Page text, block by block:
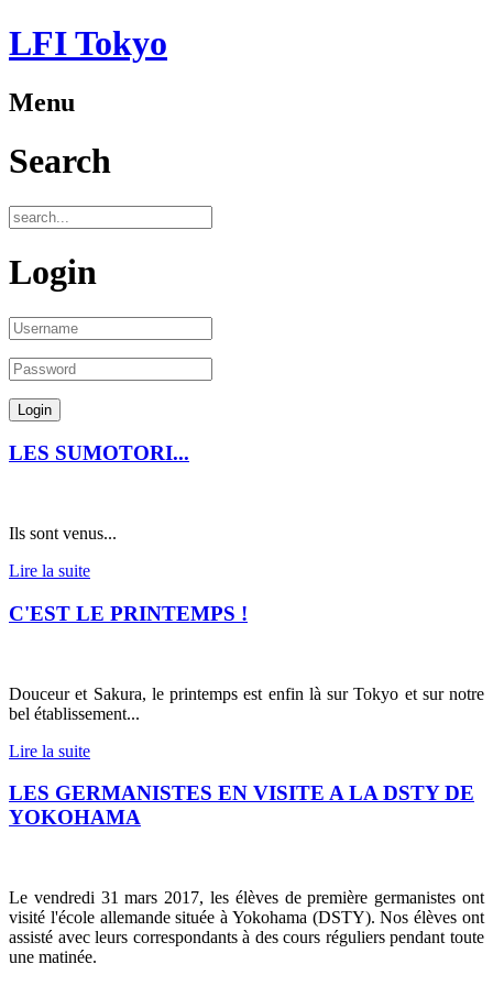
LFI Tokyo
Menu
Search
Login
LES SUMOTORI...
Ils sont venus...
Lire la suite
C'EST LE PRINTEMPS !
Douceur et Sakura, le printemps est enfin là sur Tokyo et sur notre
bel établissement...
Lire la suite
LES GERMANISTES EN VISITE A LA DSTY DE
YOKOHAMA
Le vendredi 31 mars 2017, les élèves de première germanistes ont
visité l'école allemande située à Yokohama (DSTY). Nos élèves ont
assisté avec leurs correspondants à des cours réguliers pendant toute
une matinée.